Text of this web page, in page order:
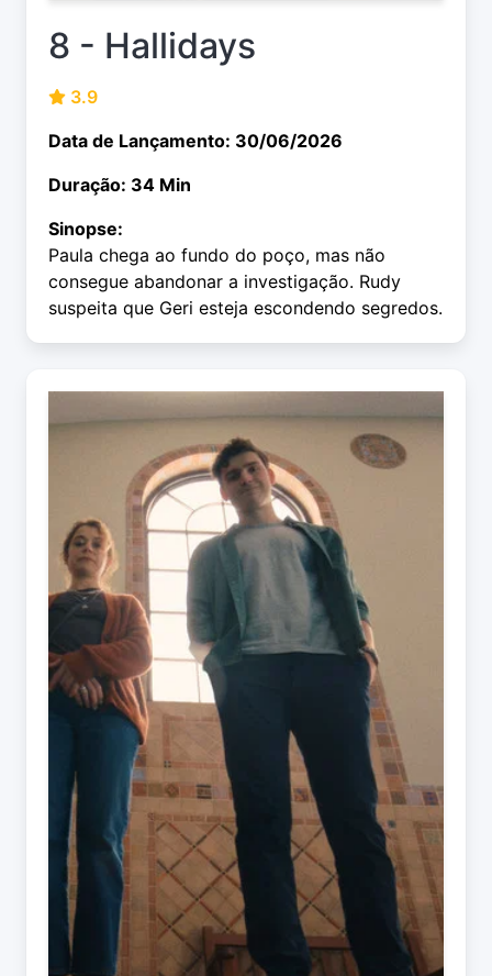
8 - Hallidays
3.9
Data de Lançamento: 30/06/2026
Duração: 34 Min
Sinopse:
Paula chega ao fundo do poço, mas não
consegue abandonar a investigação. Rudy
suspeita que Geri esteja escondendo segredos.